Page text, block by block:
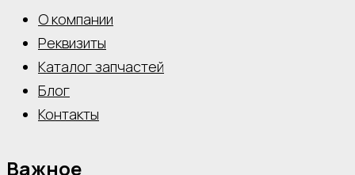
О компании
Реквизиты
Каталог запчастей
Блог
Контакты
Важное